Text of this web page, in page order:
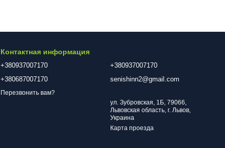
Контактная информация
+380937007170
+380687007170
Перезвонить вам?
+380937007170
senishinn2@gmail.com
ул. Зубровская, 1Б, 79066,
Львовская область, г. Львов,
Украина
Карта проезда